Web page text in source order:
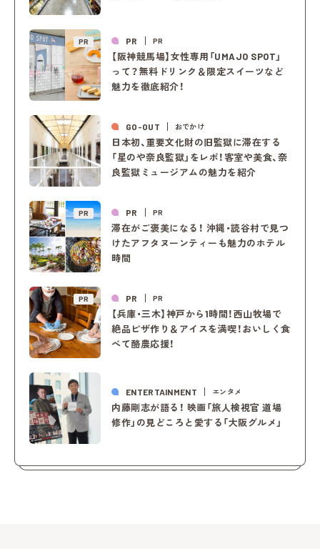
PR PR PR
【阪神競馬場】女性専用「UMAJO SPOT」
って？無料ドリンク＆限定スイーツなど
魅力を徹底紹介！
GO-OUT おでかけ
日本初、重要文化財の旧監獄に滞在する
「星のや奈良監獄」をレポ！客室や美食、奈
良監獄ミュージアムの魅力を紹介
PR PR PR
滞在がご褒美になる！ 沖縄・読谷村で見つ
けたアフタヌーンティーも魅力のホテル
時間
PR PR PR
【兵庫・三木】神戸から1時間！西山牧場で
絶品ピザ作り＆アイスを満喫！おいしく食
べて酪農応援！
ENTERTAINMENT エンタメ
内藤剛志が語る！ 映画「旅人検視官 道場
修作」の見どころと愛する「大阪グルメ」